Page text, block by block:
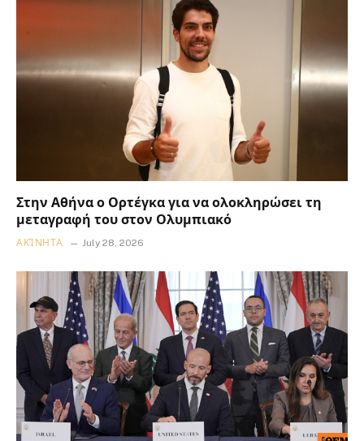
Στην Αθήνα ο Ορτέγκα για να ολοκληρώσει τη
μεταγραφή του στον Ολυμπιακό
ΑΚΊΝΗΤΑ July 28, 2026